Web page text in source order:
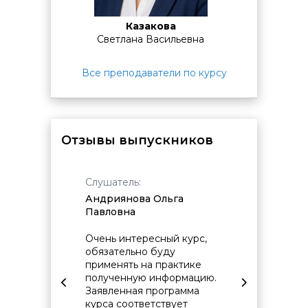
последнем занятии или основываться на результатах
выполнения практических заданий в ходе курса.
Казакова
Светлана Васильевна
Все преподаватели по курсу
Отзывы выпускников
Слушатель:
Андриянова Ольга
Павловна
Очень интересный курс,
обязательно буду
применять на практике
полученную информацию.
Заявленная программа
курса соответствует